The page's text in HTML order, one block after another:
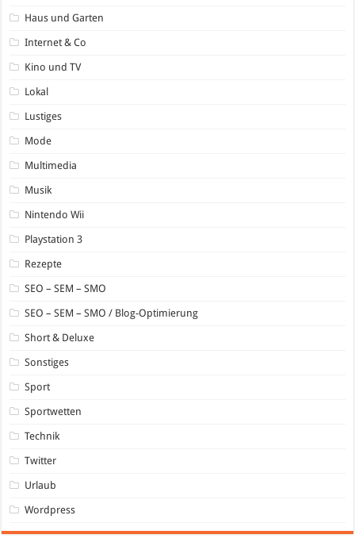
Haus und Garten
Internet & Co
Kino und TV
Lokal
Lustiges
Mode
Multimedia
Musik
Nintendo Wii
Playstation 3
Rezepte
SEO – SEM – SMO
SEO – SEM – SMO / Blog-Optimierung
Short & Deluxe
Sonstiges
Sport
Sportwetten
Technik
Twitter
Urlaub
Wordpress